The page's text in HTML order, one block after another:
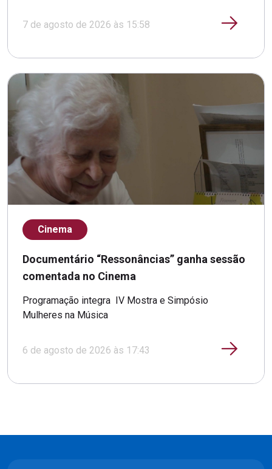
7 de agosto de 2026 às 15:58
Cinema
Documentário “Ressonâncias” ganha sessão
comentada no Cinema
Programação integra IV Mostra e Simpósio
Mulheres na Música
6 de agosto de 2026 às 17:43